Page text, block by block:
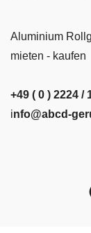
Aluminium
mieten - kaufen
+49 ( 0 ) 2224 /
info@abcd-